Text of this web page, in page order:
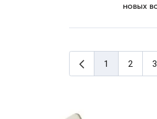
новых
Предыдущая
1 2 3